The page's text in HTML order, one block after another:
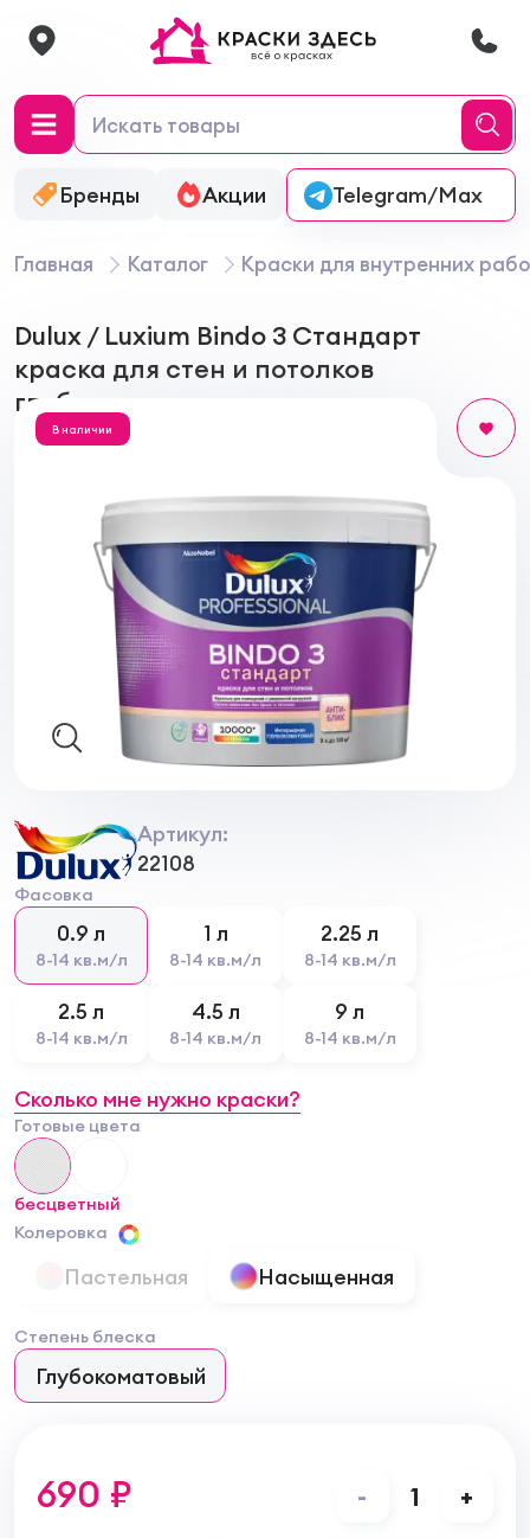
Бренды Акции Онлайн-колеровка
Telegram/Max
Главная Каталог Краски для внутренних
Dulux / Luxium Bindo 3 Стандарт
краска для стен и потолков
глубокоматовая
В наличии
Артикул:
22108
Фасовка
0.9 л
8-14 кв.м/л
1 л
8-14 кв.м/л
2.25 л
8-14 кв.м/л
2.5 л
8-14 кв.м/л
4.5 л
8-14 кв.м/л
9 л
8-14 кв.м/л
Сколько мне нужно краски?
Готовые цвета
бесцветный
Колеровка
Пастельная Насыщенная
Степень блеска
Глубокоматовый
690 ₽ - 1 +